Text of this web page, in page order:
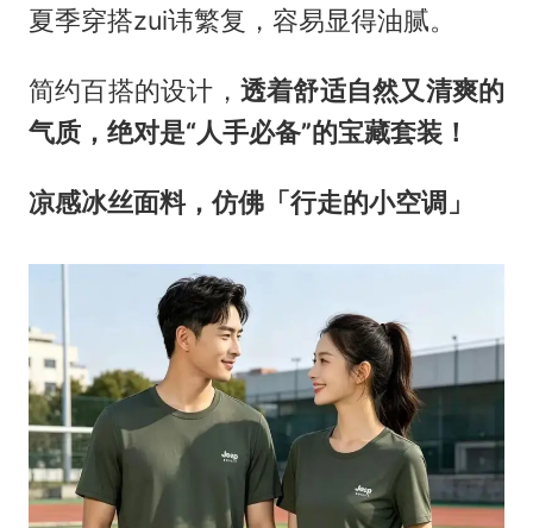
夏季穿搭zui讳繁复，容易显得油腻。
简约百搭的设计， 透着舒适自然又清爽的
气质，绝对是“人手必备”的宝藏套装！
凉感冰丝面料，仿佛「行走的小空调」